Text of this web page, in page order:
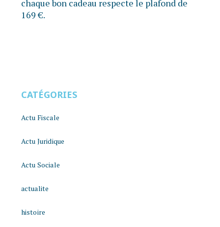
chaque bon cadeau respecte le plafond de
169 €.
CATÉGORIES
Actu Fiscale
Actu Juridique
Actu Sociale
actualite
histoire